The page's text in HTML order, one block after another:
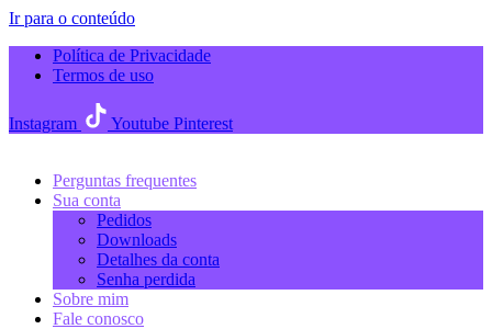
Ir para o conteúdo
Política de Privacidade
Termos de uso
Instagram Youtube Pinterest
Perguntas frequentes
Sua conta
Pedidos
Downloads
Detalhes da conta
Senha perdida
Sobre mim
Fale conosco